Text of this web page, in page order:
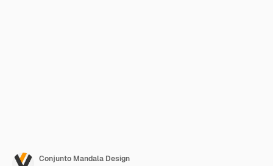
Conjunto Mandala Design